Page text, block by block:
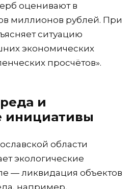
оценивают в
миллионов рублей. При
ситуацию
экономических
просчётов».
и
инициативы
области
экологические
— ликвидация объектов
например,